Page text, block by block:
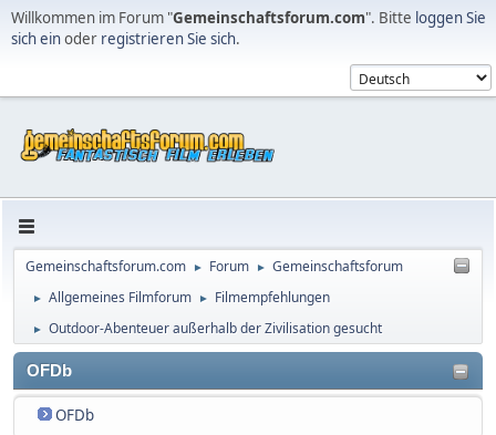
Willkommen im Forum "Gemeinschaftsforum.com". Bitte loggen Sie
sich einoder registrieren Sie sich.
Gemeinschaftsforum.com ► Forum ► Gemeinschaftsforum
► Allgemeines Filmforum ► Filmempfehlungen
► Outdoor-Abenteuer außerhalb der Zivilisation gesucht
OFDb
OFDb